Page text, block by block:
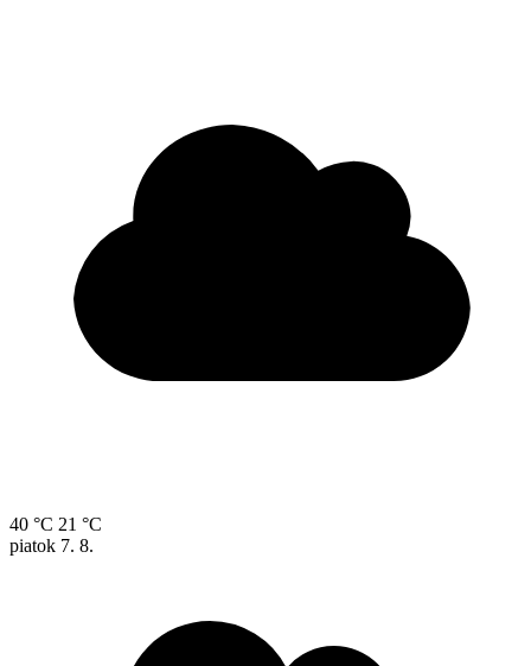
40 °C 21 °C
piatok 7. 8.